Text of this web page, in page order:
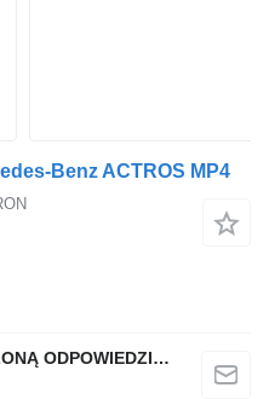
Benz ACTROS MP4
QINDITO SPÓŁKA Z OGRANICZONĄ ODPOWIEDZIALNOŚCIĄ